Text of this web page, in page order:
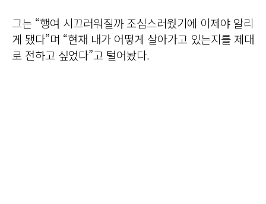
그는 “행여 시끄러워질까 조심스러웠기에 이제야 알리
게 됐다”며 “현재 내가 어떻게 살아가고 있는지를 제대
로 전하고 싶었다”고 털어놨다.